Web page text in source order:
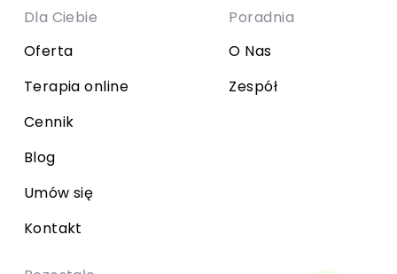
Dla Ciebie
Oferta
Terapia online
Cennik
Blog
Umów się
Kontakt
Poradnia
O Nas
Zespół